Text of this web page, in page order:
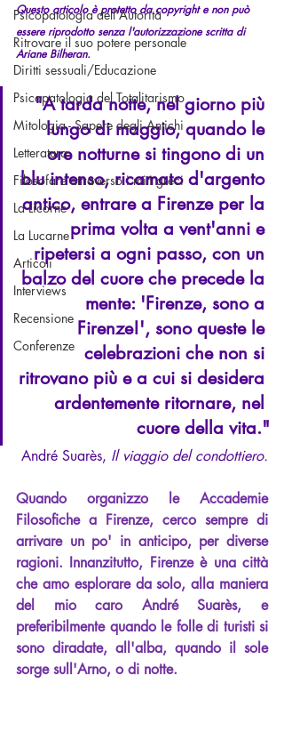
Psicopatologia dell'Autorità
Ritrovare il suo potere personale
Diritti sessuali/Educazione
Psicopatologia del Totalitarismo
Mitologia - Sapere degli Antichi
Letteratura
Filosofare attraverso i miti greci
La Licorne
La Lucarne
Articoli
Interviews
Recensione
Conferenze
Questo articolo è protetto da copyright e non può
essere riprodotto senza l'autorizzazione scritta di
Ariane Bilheran.
"A tarda notte, nel giorno più
lungo di maggio, quando le
ore notturne si tingono di un
blu intenso, ricamato d'argento
antico, entrare a Firenze per la
prima volta a vent'anni e
ripetersi a ogni passo, con un
balzo del cuore che precede la
mente: 'Firenze, sono a
Firenze!', sono queste le
celebrazioni che non si
ritrovano più e a cui si desidera
ardentemente ritornare, nel
cuore della vita."
André Suarès, Il viaggio del condottiero.
Quando organizzo le Accademie
Filosofiche a Firenze, cerco sempre di
arrivare un po' in anticipo, per diverse
ragioni. Innanzitutto, Firenze è una città
che amo esplorare da solo, alla maniera
del mio caro André Suarès, e
preferibilmente quando le folle di turisti si
sono diradate, all'alba, quando il sole
sorge sull'Arno, o di notte.